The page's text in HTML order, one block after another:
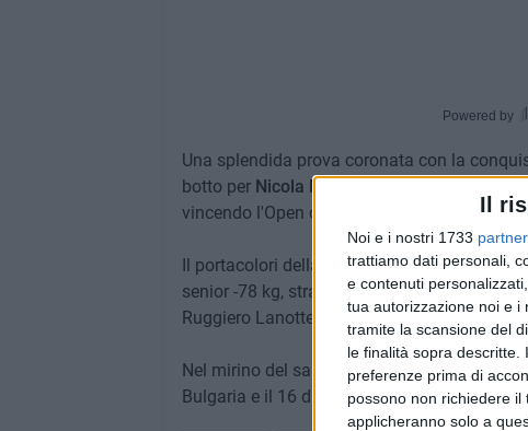
Il
Noi e i nostri 1733 partner
trattiamo dati personali,
e contenuti
tua autorizzazione noi e i
tramite la scansione del
le finalità sopra
preferenze prima di
possono non richiedere
applicheranno solo a
Powered by
Una splendida prova coronata con la
botto per Nicola Daloiso
vincendo l'Open di Slovenia di taekwondo Itf.
Il portacolori della Federico II di Svevia
senior -78 kg, strappando applausi e
Ruggiero Lanotte.
Nel mirino del salinaro gli ultimi due
Bulgaria e il 16 dicembre a Monza.